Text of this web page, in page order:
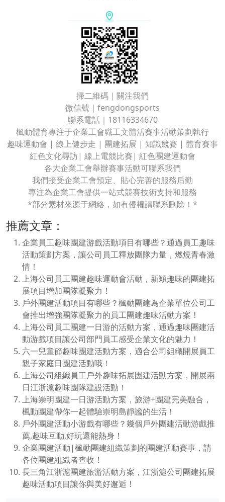
掃二維碼｜關注我們
微信號｜fengdongsports
聯系電話｜18116334670
楓動體育專注于企業工會職工文體活賽事活動策劃執行
趣味運動會 | 線上健步走 | 團建拓展 | 知識競賽 | 體育賽事
紅色文化尋訪| 線上電競比賽| 紅色團建運動會
各大企業工會舉辦賽事活動可聯系我們
我們接受企業工會預定、貼心完善的服務后勤
專注為企業工會提供一站式競賽技術支持和服務
*部分素材來源于網絡，如有侵權請聯系刪除！*
推薦文章：
企業員工趣味團建游戲活動項目有哪些？通過員工趣味
活動策劃方案，讓公司員工釋放團隊力量，燃燒青春激
情！
上海公司員工團建趣味運動會活動，新穎趣味的團建拓
展項目增加團隊凝聚力！
戶外團建活動項目有哪些？楓動團建為企業單位公司工
會推出增強團隊凝聚力的員工團建趣味活動方案！
上海公司員工團建一日游的活動方案，通過趣味團建活
動游戲項目讓公司部門員工感受企業文化的魅力！
六一兒童節趣味團建活動方案，適合公司組織開展員工
親子家庭日團建活動哦！
上海公司組織員工戶外趣味拓展團建活動方案，開展兩
日江浙滬趣味團隊建設活動！
上海崇明團建一日游活動方案，旅游+團建完美融合，
楓動團建帶你一起體驗崇明島靜謐的生活！
戶外團建活動小游戲有哪些？幾個戶外團建活動游戲推
薦,趣味互動,好玩還能熱身！
企業團建活動|楓動團建組織策劃的團建活動賽事，請
各位團建組織者查收！
長三角江浙滬團建旅游活動方案，江浙滬公司團建拓展
趣味活動項目讓你與美好邂逅！